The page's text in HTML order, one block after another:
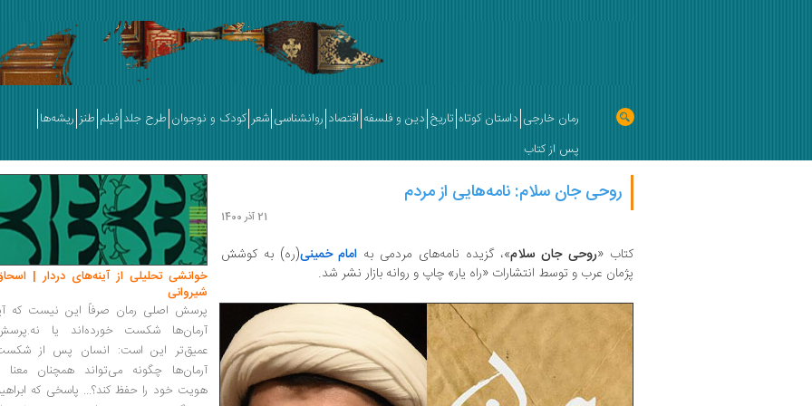
رمان خارجی داستان کوتاه تاریخ دین و فلسفه اقتصاد روانشناسی شعر کودک و نوجوان طرح جلد فیلم طنز ریشه‌ها
پس از کتاب
روحی جان سلام: نامه‌هایی از مردم
21 آذر 1400
کتاب «روحی جان سلام»، گزیده نامه‌های مردمی به امام خمینی(ره) به کوشش
پژمان عرب و توسط انتشارات «راه یار» چاپ و روانه بازار نشر شد.
خوانشی تحلیلی از آینه‌های دردار |
شیروانی
پرسش اصلی رمان صرفاً این نیست که
آرمان‌ها شکست خورده‌اند یا
عمیق‌تر این است: انسان پس از
آرمان‌ها چگونه می‌تواند همچنان معنا
هویت خود را حفظ کند؟... پاسخی که